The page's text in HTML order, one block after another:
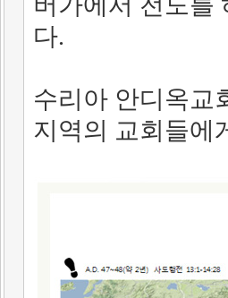
다.
수리아 안디옥교
지역의 교회들에